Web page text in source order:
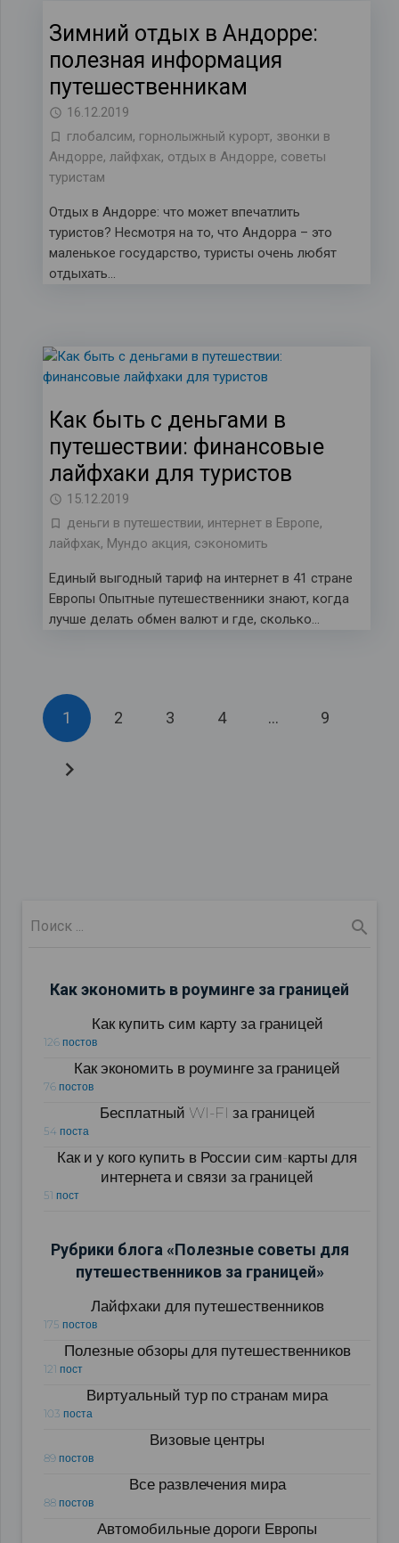
Зимний отдых в Андорре:
полезная информация
путешественникам
16.12.2019
глобалсим, горнолыжный курорт, звонки в
Андорре, лайфхак, отдых в Андорре, советы
туристам
Отдых в Андорре: что может впечатлить
туристов? Несмотря на то, что Андорра – это
маленькое государство, туристы очень любят
отдыхать…
Как быть с деньгами в
путешествии: финансовые
лайфхаки для туристов
15.12.2019
деньги в путешествии, интернет в Европе,
лайфхак, Мундо акция, сэкономить
Единый выгодный тариф на интернет в 41 стране
Европы Опытные путешественники знают, когда
лучше делать обмен валют и где, сколько…
1 2 3 4 … 9
Как экономить в роуминге за границей
Как купить сим карту за границей
126 постов
Как экономить в роуминге за границей
76 постов
Бесплатный WI-FI за границей
54 поста
Как и у кого купить в России сим-карты для
интернета и связи за границей
51 пост
Рубрики блога «Полезные советы для
путешественников за границей»
Лайфхаки для путешественников
175 постов
Полезные обзоры для путешественников
121 пост
Виртуальный тур по странам мира
103 поста
Визовые центры
89 постов
Все развлечения мира
88 постов
Автомобильные дороги Европы